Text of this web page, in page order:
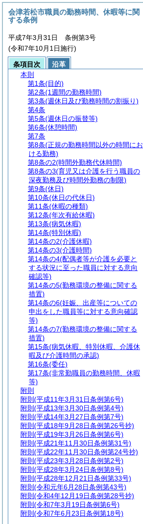
会津若松市職員の勤務時間、休暇等に関
する条例
平成7年3月31日 条例第3号
(令和7年10月1日施行)
条項目次
沿革
本則
第1条(目的)
第2条(1週間の勤務時間)
第3条(週休日及び勤務時間の割振り)
第4条
第5条(週休日の振替等)
第6条(休憩時間)
第7条
第8条(正規の勤務時間以外の時間にお
ける勤務)
第8条の2(時間外勤務代休時間)
第8条の3(育児又は介護を行う職員の
深夜勤務及び時間外勤務の制限)
第9条(休日)
第10条(休日の代休日)
第11条(休暇の種類)
第12条(年次有給休暇)
第13条(病気休暇)
第14条(特別休暇)
第14条の2(介護休暇)
第14条の3(介護時間)
第14条の4(配偶者等が介護を必要と
する状況に至った職員に対する意向
確認等)
第14条の5(勤務環境の整備に関する
措置)
第14条の6(妊娠、出産等についての
申出をした職員等に対する意向確認
等)
第14条の7(勤務環境の整備に関する
措置)
第15条(病気休暇、特別休暇、介護休
暇及び介護時間の承認)
第16条(委任)
第17条(非常勤職員の勤務時間、休暇
等)
附則
附則 (平成11年3月31日条例第6号)
附則 (平成13年3月30日条例第4号)
附則 (平成14年3月27日条例第7号)
附則 (平成18年9月28日条例第26号抄)
附則 (平成19年3月26日条例第6号)
附則 (平成21年11月30日条例第31号)
附則 (平成22年11月30日条例第24号抄)
附則 (平成23年3月28日条例第2号)
附則 (平成28年3月24日条例第8号)
附則 (平成28年12月21日条例第33号)
附則 (令和元年6月28日条例第43号)
附則 (令和4年12月19日条例第28号抄)
附則 (令和7年3月19日条例第6号)
附則 (令和7年6月23日条例第18号)